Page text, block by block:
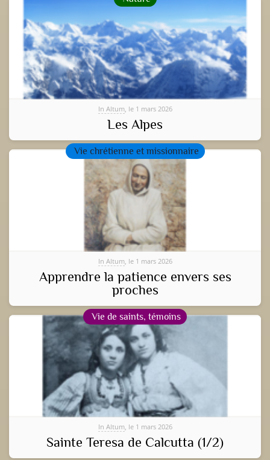
In Altum, le 1 mars 2026
Les Alpes
Vie chrétienne et missionnaire
In Altum, le 1 mars 2026
Apprendre la patience envers ses
proches
Vie de saints, témoins
In Altum, le 1 mars 2026
Sainte Teresa de Calcutta (1/2)